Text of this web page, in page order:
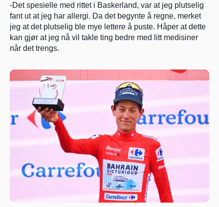
-Det spesielle med rittet i Baskerland, var at jeg plutselig
fant ut at jeg har allergi. Da det begynte å regne, merket
jeg at det plutselig ble mye lettere å puste. Håper at dette
kan gjør at jeg nå vil takle ting bedre med litt medisiner
når det trengs.